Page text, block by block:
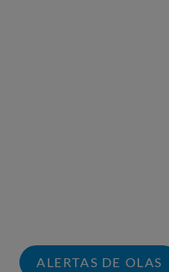
ALERTAS DE OLAS